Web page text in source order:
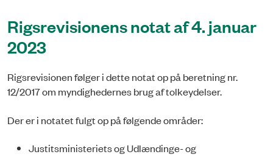
Rigsrevisionens notat af 4. januar
2023
Rigsrevisionen følger i dette notat op på beretning nr.
12/2017 om myndighedernes brug af tolkeydelser.
Der er i notatet fulgt op på følgende områder:
Justitsministeriets og Udlændinge- og